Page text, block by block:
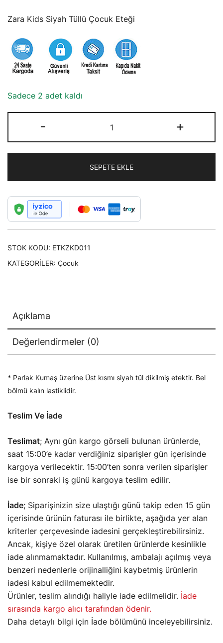
Zara Kids Siyah Tüllü Çocuk Eteği
Sadece 2 adet kaldı
-
Kids
Siyah
Çocuk
Eteği
adet
+
SEPETE EKLE
STOK KODU: ETKZKD011
KATEGORILER: Çocuk
Açıklama
Değerlendirmeler (0)
* Parlak Kumaş üzerine Üst kısmı siyah tül dikilmiş etektir. Bel
bölmü kalın lastiklidir.
Teslim Ve İade
Teslimat; Aynı gün kargo görseli bulunan ürünlerde,
saat 15:00’e kadar verdiğiniz siparişler gün içerisinde
kargoya verilecektir. 15:00’ten sonra verilen siparişler
ise bir sonraki iş günü kargoya teslim edilir.
İade; Siparişinizin size ulaştığı günü takip eden 15 gün
içerisinde ürünün faturası ile birlikte, aşağıda yer alan
kriterler çerçevesinde iadesini gerçekleştirebilirsiniz.
Ancak, kişiye özel olarak üretilen ürünlerde kesinlikle
iade alınmamaktadır. Kullanılmış, ambalajı açılmış veya
benzeri nedenlerle orijinalliğini kaybetmiş ürünlerin
iadesi kabul edilmemektedir.
Ürünler, teslim alındığı haliyle iade edilmelidir. İade
sırasında kargo alıcı tarafından ödenir.
Daha detaylı bilgi için İade bölümünü inceleyebilirsiniz.